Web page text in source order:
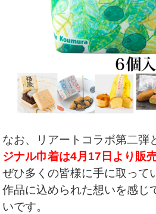
なお、リアートコラボ第二弾
ジナル巾着は4月17日より販
ぜひ多くの皆様に手に取って
作品に込められた想いを感じ
いです。